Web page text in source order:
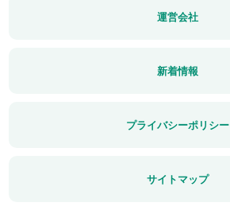
運営会社
新着情報
プライバシーポリシー
サイトマップ